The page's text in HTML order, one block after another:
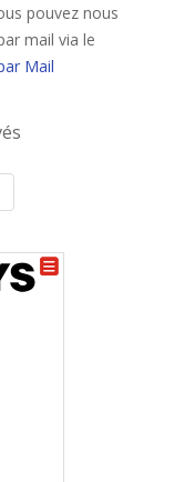
pouvez nous
mail via le
Mail